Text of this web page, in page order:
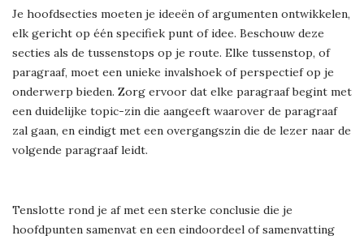
Je hoofdsecties moeten je ideeën of argumenten ontwikkelen,
elk gericht op één specifiek punt of idee. Beschouw deze
secties als de tussenstops op je route. Elke tussenstop, of
paragraaf, moet een unieke invalshoek of perspectief op je
onderwerp bieden. Zorg ervoor dat elke paragraaf begint met
een duidelijke topic-zin die aangeeft waarover de paragraaf
zal gaan, en eindigt met een overgangszin die de lezer naar de
volgende paragraaf leidt.
Tenslotte rond je af met een sterke conclusie die je
hoofdpunten samenvat en een eindoordeel of samenvatting